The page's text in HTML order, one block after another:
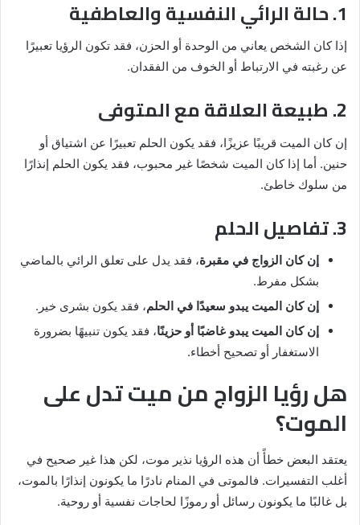
1. حالة الرائي النفسية والعاطفية
إذا كان الشخص يعاني من الوحدة أو الحزن، فقد تكون الرؤيا تعبيرًا
عن رغبته في الارتباط أو الخوف من الفقدان.
2. طبيعة العلاقة مع المتوفى
إن كان الميت قريبًا عزيزًا، فقد يكون الحلم تعبيرًا عن اشتياق أو
حنين. أما إذا كان الميت شخصًا غير محبوب، فقد يكون الحلم إنذارًا
من سلوك خاطئ.
3. تفاصيل الحلم
إن كان الزواج في مقبرة، فقد يدل على تعلق الرائي بالماضي
بشكل مفرط.
إن كان الميت يبدو سعيدًا في الحلم، فقد يكون بشرى خير.
إن كان الميت يبدو غاضبًا أو حزينًا، فقد يكون تنبيهًا بضرورة
الاستغفار أو تصحيح أخطاء.
هل رؤيا الزواج من ميت تدل على
الموت؟
يعتقد البعض خطأً أن هذه الرؤيا نذير موت، لكن هذا غير صحيح في
أغلب التفسيرات. فالموتى في المنام نادرًا ما يكونون إنذارًا بالموت،
بل غالبًا ما يكونون رسائل أو رموزًا لحاجات نفسية أو روحية.